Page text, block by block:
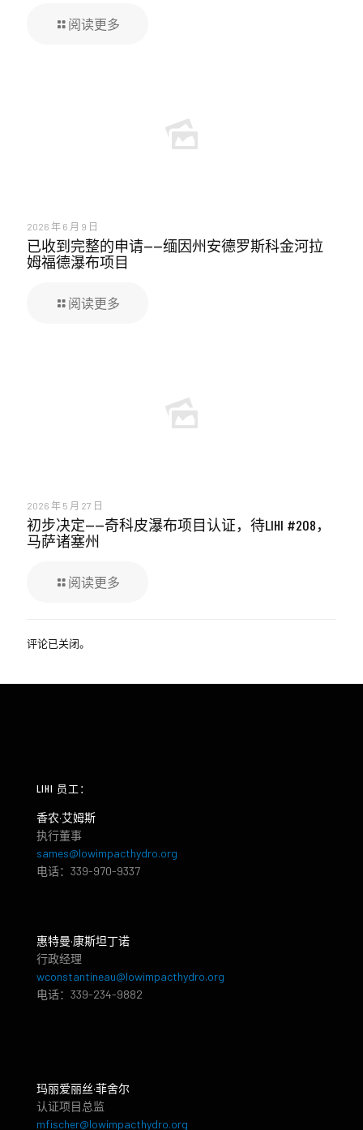
阅读更多
2026 年 6 月 9 日
已收到完整的申请——缅因州安德罗斯科金河拉
姆福德瀑布项目
阅读更多
2026 年 5 月 27 日
初步决定——奇科皮瀑布项目认证，待LIHI #208，
马萨诸塞州
阅读更多
评论已关闭。
LIHI 员工：
香农·艾姆斯
执行董事
sames@lowimpacthydro.org
电话：339-970-9337
惠特曼·康斯坦丁诺
行政经理
wconstantineau@lowimpacthydro.org
电话：339-234-9882
玛丽爱丽丝·菲舍尔
认证项目总监
mfischer@lowimpacthydro.org